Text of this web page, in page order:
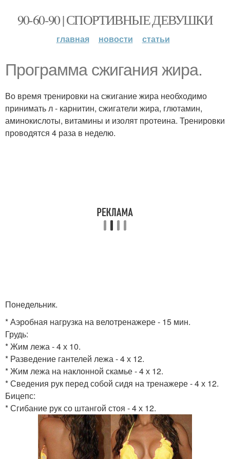
90-60-90 | СПОРТИВНЫЕ ДЕВУШКИ
главная новости статьи
Программа сжигания жира.
Во время тренировки на сжигание жира необходимо
принимать л - карнитин, сжигатели жира, глютамин,
аминокислоты, витамины и изолят протеина. Тренировки
проводятся 4 раза в неделю.
Понедельник.
* Аэробная нагрузка на велотренажере - 15 мин.
Грудь:
* Жим лежа - 4 х 10.
* Разведение гантелей лежа - 4 х 12.
* Жим лежа на наклонной скамье - 4 х 12.
* Сведения рук перед собой сидя на тренажере - 4 х 12.
Бицепс:
* Сгибание рук со штангой стоя - 4 х 12.